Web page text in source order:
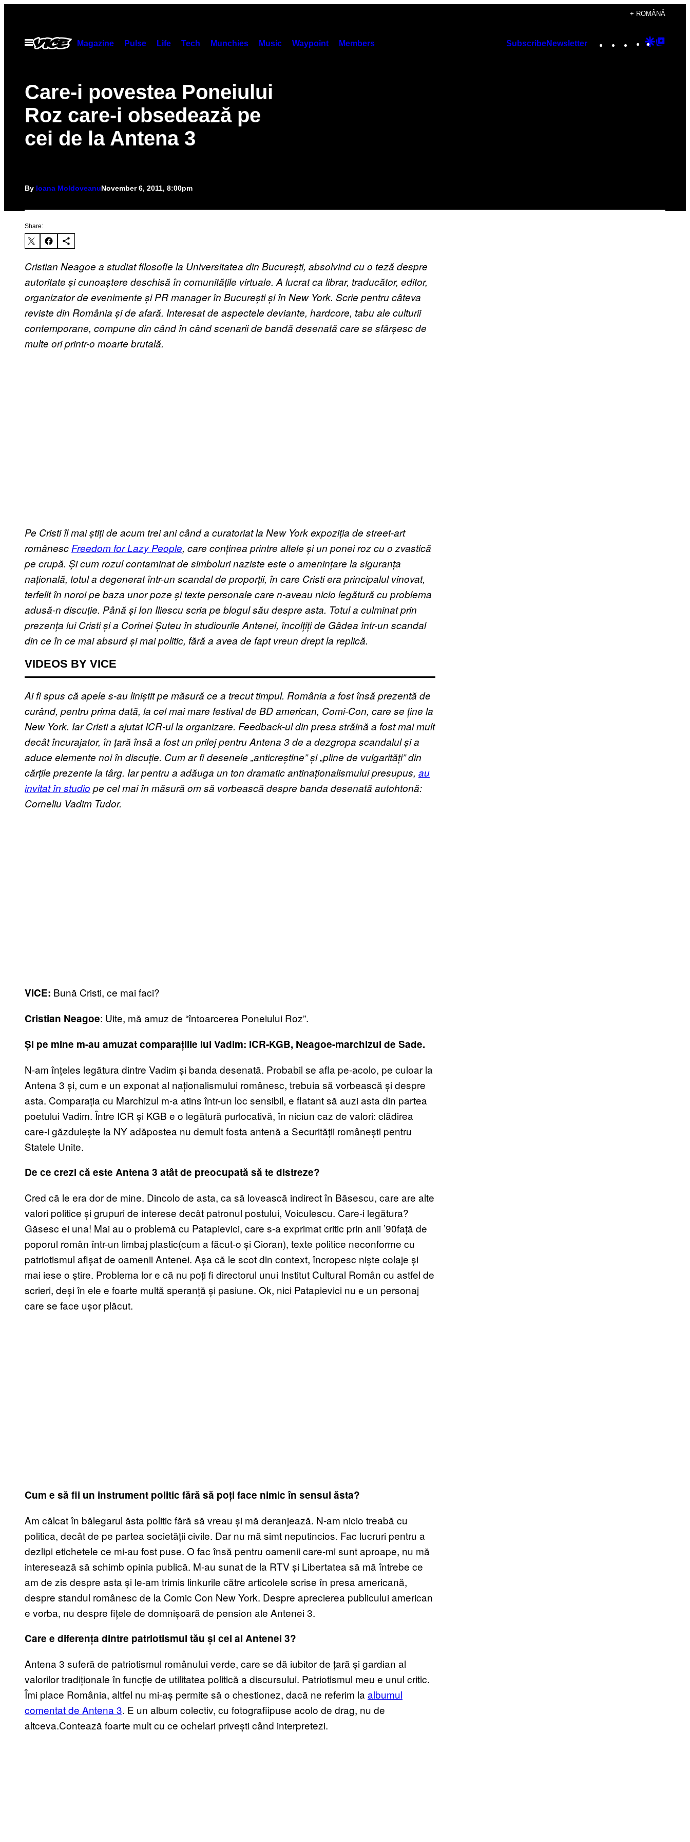
content
+ ROMÂNĂ
Open
Menu
Magazine Pulse Life Tech Munchies Music Waypoint Members SubscribeNewsletter Instagram
TikTok
YouTube
Google
Care-i povestea Poneiului
Roz care-i obsedează pe
cei de la Antena 3
By Ioana MoldoveanuNovember 6, 2011, 8:00pm
Share:
Cristian Neagoe a studiat filosofie la Universitatea din București, absolvind cu o teză despre
autoritate și cunoaștere deschisă în comunitățile virtuale. A lucrat ca librar, traducător, editor,
organizator de evenimente și PR manager în București și în New York. Scrie pentru câteva
reviste din România și de afară. Interesat de aspectele deviante, hardcore, tabu ale culturii
contemporane, compune din când în când scenarii de bandă desenată care se sfârșesc de
multe ori printr-o moarte brutală.
Pe Cristi îl mai știți de acum trei ani când a curatoriat la New York expoziția de street-art
românescFreedom for Lazy People, care conținea printre altele și un ponei roz cu o zvastică
pe crupă. Și cum rozul contaminat de simboluri naziste este o amenințare la siguranța
națională, totul a degenerat într-un scandal de proporții, în care Cristi era principalul vinovat,
terfelit în noroi pe baza unor poze și texte personale care n-aveau nicio legătură cu problema
adusă-n discuție. Până și Ion Iliescu scria pe blogul său despre asta. Totul a culminat prin
prezența lui Cristi și a Corinei Șuteu în studiourile Antenei, încolțiți de Gâdea într-un scandal
din ce în ce mai absurd și mai politic, fără a avea de fapt vreun drept la replică.
VIDEOS BY VICE
Ai fi spus că apele s-au liniștit pe măsură ce a trecut timpul. România a fost însă prezentă de
curând, pentru prima dată, la cel mai mare festival de BD american, Comi-Con, care se ține la
New York. Iar Cristi a ajutat ICR-ul la organizare. Feedback-ul din presa străină a fost mai mult
decât încurajator, în țară însă a fost un prilej pentru Antena 3 de a dezgropa scandalul și a
aduce elemente noi în discuție. Cum ar fi desenele „anticreștine” și „pline de vulgarități” din
cărțile prezente la târg. Iar pentru a adăuga un ton dramatic antinaționalismului presupus, au
invitat în studio pe cel mai în măsură om să vorbească despre banda desenată autohtonă:
Corneliu Vadim Tudor.
VICE: Bună Cristi, ce mai faci?
Cristian Neagoe: Uite, mă amuz de “întoarcerea Poneiului Roz”.
Și pe mine m-au amuzat comparațiile lui Vadim: ICR-KGB, Neagoe-marchizul de Sade.
N-am înțeles legătura dintre Vadim și banda desenată. Probabil se afla pe-acolo, pe culoar la
Antena 3 și, cum e un exponat al naționalismului românesc, trebuia să vorbească și despre
asta. Comparația cu Marchizul m-a atins într-un loc sensibil, e flatant să auzi asta din partea
poetului Vadim. Între ICR și KGB e o legătură purlocativă, în niciun caz de valori: clădirea
care-i găzduiește la NY adăpostea nu demult fosta antenă a Securității românești pentru
Statele Unite.
De ce crezi că este Antena 3 atât de preocupată să te distreze?
Cred că le era dor de mine. Dincolo de asta, ca să lovească indirect în Băsescu, care are alte
valori politice și grupuri de interese decât patronul postului, Voiculescu. Care-i legătura?
Găsesc ei una! Mai au o problemă cu Patapievici, care s-a exprimat critic prin anii ’90față de
poporul român într-un limbaj plastic(cum a făcut-o și Cioran), texte politice neconforme cu
patriotismul afișat de oamenii Antenei. Așa că le scot din context, încropesc niște colaje și
mai iese o știre. Problema lor e că nu poți fi directorul unui Institut Cultural Român cu astfel de
scrieri, deși în ele e foarte multă speranță și pasiune. Ok, nici Patapievici nu e un personaj
care se face ușor plăcut.
Cum e să fii un instrument politic fără să poți face nimic în sensul ăsta?
Am călcat în bălegarul ăsta politic fără să vreau și mă deranjează. N-am nicio treabă cu
politica, decât de pe partea societății civile. Dar nu mă simt neputincios. Fac lucruri pentru a
dezlipi etichetele ce mi-au fost puse. O fac însă pentru oamenii care-mi sunt aproape, nu mă
interesează să schimb opinia publică. M-au sunat de la RTV și Libertatea să mă întrebe ce
am de zis despre asta și le-am trimis linkurile către articolele scrise în presa americană,
despre standul românesc de la Comic Con New York. Despre aprecierea publicului american
e vorba, nu despre fițele de domnișoară de pension ale Antenei 3.
Care e diferența dintre patriotismul tău și cel al Antenei 3?
Antena 3 suferă de patriotismul românului verde, care se dă iubitor de țară și gardian al
valorilor tradiționale în funcție de utilitatea politică a discursului. Patriotismul meu e unul critic.
Îmi place România, altfel nu mi-aș permite să o chestionez, dacă ne referim la albumul
comentat de Antena 3. E un album colectiv, cu fotografiipuse acolo de drag, nu de
altceva.Contează foarte mult cu ce ochelari privești când interpretezi.